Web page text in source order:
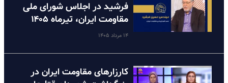
فرشید در اجلاس شورای ملی
مقاومت ایران، تیرماه ۱۴۰۵
۱۴ مرداد ۱۴۰۵
کارزارهای مقاومت ایران در